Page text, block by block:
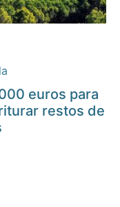
euros para
restos de